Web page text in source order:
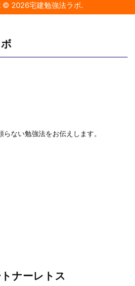
© 2026宅建勉強法ラボ.
ない勉強法をお伝えします。
ナーレトス